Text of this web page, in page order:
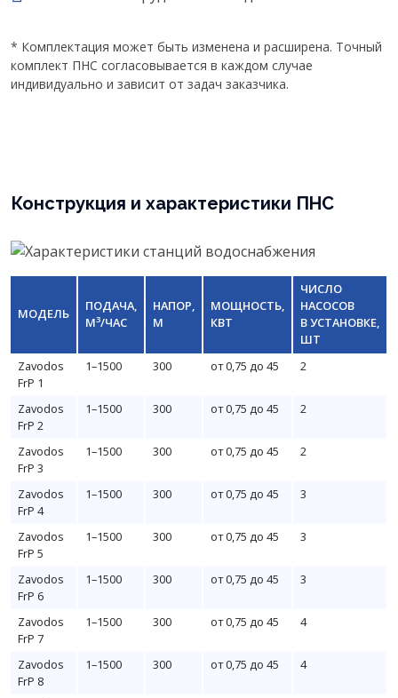
* Комплектация может быть изменена и расширена. Точный
комплект ПНС согласовывается в каждом случае
индивидуально и зависит от задач заказчика.
Конструкция и характеристики ПНС
МОДЕЛЬ
ПОДАЧА,
М3/ЧАС
НАПОР,
М
МОЩНОСТЬ,
КВТ
ЧИСЛО
НАСОСОВ
В УСТАНОВКЕ,
ШТ
Zavodos
FrP 1
1–1500 300 от 0,75 до 45 2
Zavodos
FrP 2
1–1500 300 от 0,75 до 45 2
Zavodos
FrP 3
1–1500 300 от 0,75 до 45 2
Zavodos
FrP 4
1–1500 300 от 0,75 до 45 3
Zavodos
FrP 5
1–1500 300 от 0,75 до 45 3
Zavodos
FrP 6
1–1500 300 от 0,75 до 45 3
Zavodos
FrP 7
1–1500 300 от 0,75 до 45 4
Zavodos
FrP 8
1–1500 300 от 0,75 до 45 4